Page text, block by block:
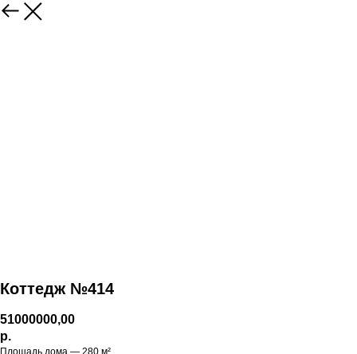
Коттедж №414
51000000,00
р.
Площадь дома — 280 м²